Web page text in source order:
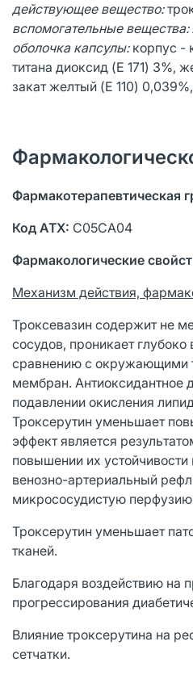
действующее вещество:
вспомогательные вещества:
оболочка капсулы:корпус -
титана диоксид (E 171) 3%,
закат желтый (E 110)
Фармакотерапевтическая
Код АТХ: С05СА04
Фармакологические
Механизм действия,
Троксевазин содержит не
сосудов, проникает
сравнению с окружающими
мембран. Антиоксидантное
подавлении окисления
Троксерутин уменьшает
эффект является
повышении их
венозно-артериальный
микрососудистую
Троксерутин уменьшает
тканей.
Благодаря воздействию на
прогрессирования
Влияние троксерутина на
сетчатки.